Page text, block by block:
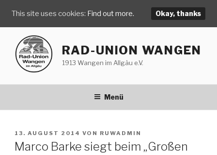
Inhalt
springen
RAD-UNION WANGEN
1913 Wangen im Allgäu e.V.
Menü
VERÖFFENTLICHT
AM
13. AUGUST 2014 VON RUWADMIN
Marco Barke siegt beim „Großen
This site uses cookies: Find out more. Okay, thanks